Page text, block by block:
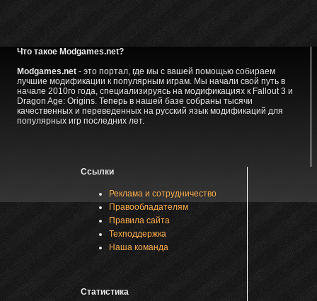
Что такое Modgames.net?
Modgames.net- это портал, где мы с вашей помощью собираем
лучшие модификации к популярным играм. Мы начали свой путь в
начале 2010го года, специализируясь на модификациях к Fallout 3 и
Dragon Age: Origins. Теперь в нашей базе собраны тысячи
качественных и переведенных на русский язык модификаций для
популярных игр последних лет.
Ссылки
Реклама и сотрудничество
Правообладателям
Правила сайта
Техподдержка
Наша команда
Статистика